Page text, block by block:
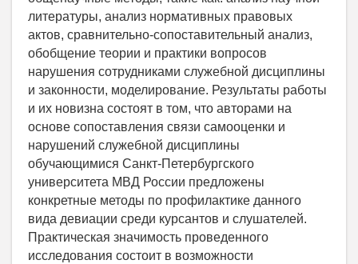
литературы, анализ нормативных правовых
актов, сравнительно-сопоставительный анализ,
обобщение теории и практики вопросов
нарушения сотрудниками служебной дисциплины
и законности, моделирование. Результаты работы
и их новизна состоят в том, что авторами на
основе сопоставления связи самооценки и
нарушений служебной дисциплины
обучающимися Санкт-Петербургского
университета МВД России предложены
конкретные методы по профилактике данного
вида девиации среди курсантов и слушателей.
Практическая значимость проведенного
исследования состоит в возможности